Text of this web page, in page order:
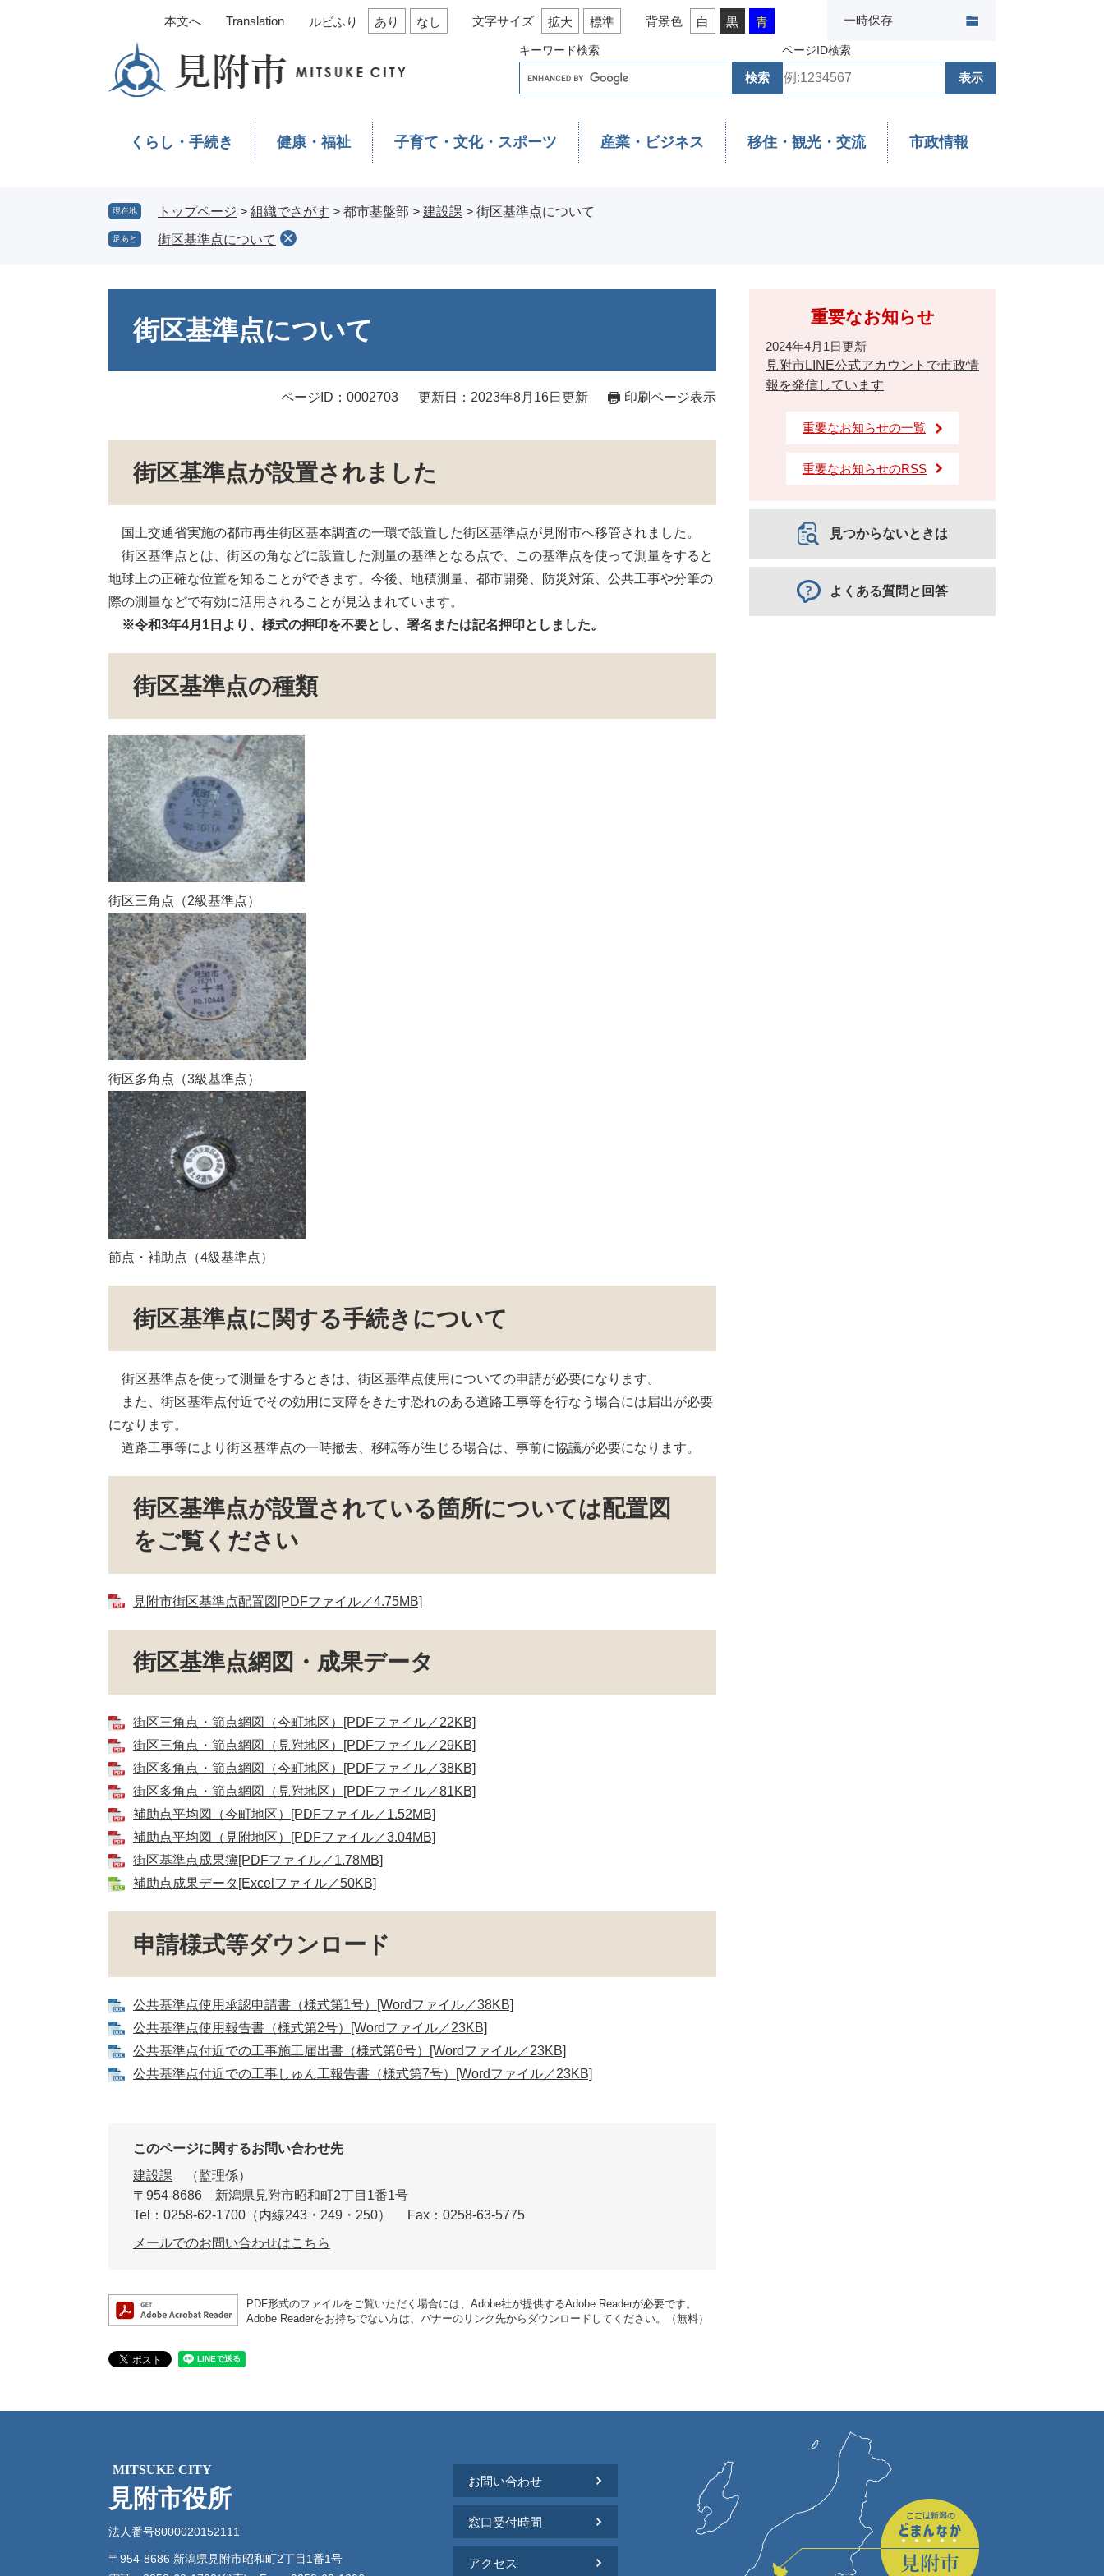
キーワード検索 ページID検索
本文へ Translation ルビふり あり なし 文字サイズ 拡大 標準 背景色 白 黒 青 一時保存
くらし・手続き 健康・福祉 子育て・文化・スポーツ 産業・ビジネス 移住・観光・交流 市政情報
現在地 トップページ > 組織でさがす > 都市基盤部 > 建設課 > 街区基準点について
足あと 街区基準点について
街区基準点について
ページID：0002703 更新日：2023年8月16日更新 印刷ページ表示
街区基準点が設置されました
国土交通省実施の都市再生街区基本調査の一環で設置した街区基準点が見附市へ移管されました。
街区基準点とは、街区の角などに設置した測量の基準となる点で、この基準点を使って測量をすると
地球上の正確な位置を知ることができます。今後、地積測量、都市開発、防災対策、公共工事や分筆の
際の測量などで有効に活用されることが見込まれています。
※令和3年4月1日より、様式の押印を不要とし、署名または記名押印としました。
街区基準点の種類
街区三角点（2級基準点）
街区多角点（3級基準点）
節点・補助点（4級基準点）
街区基準点に関する手続きについて
街区基準点を使って測量をするときは、街区基準点使用についての申請が必要になります。
また、街区基準点付近でその効用に支障をきたす恐れのある道路工事等を行なう場合には届出が必要
になります。
道路工事等により街区基準点の一時撤去、移転等が生じる場合は、事前に協議が必要になります。
街区基準点が設置されている箇所については配置図
をご覧ください
見附市街区基準点配置図[PDFファイル／4.75MB]
街区基準点網図・成果データ
街区三角点・節点網図（今町地区）[PDFファイル／22KB]
街区三角点・節点網図（見附地区）[PDFファイル／29KB]
街区多角点・節点網図（今町地区）[PDFファイル／38KB]
街区多角点・節点網図（見附地区）[PDFファイル／81KB]
補助点平均図（今町地区）[PDFファイル／1.52MB]
補助点平均図（見附地区）[PDFファイル／3.04MB]
街区基準点成果簿[PDFファイル／1.78MB]
補助点成果データ[Excelファイル／50KB]
申請様式等ダウンロード
公共基準点使用承認申請書（様式第1号）[Wordファイル／38KB]
公共基準点使用報告書（様式第2号）[Wordファイル／23KB]
公共基準点付近での工事施工届出書（様式第6号）[Wordファイル／23KB]
公共基準点付近での工事しゅん工報告書（様式第7号）[Wordファイル／23KB]
このページに関するお問い合わせ先
建設課
監理係
〒954-8686
新潟県見附市昭和町2丁目1番1号
Tel：0258-62-1700（内線243・249・250）
Fax：0258-63-5775
メールでのお問い合わせはこちら
PDF形式のファイルをご覧いただく場合には、Adobe社が提供するAdobe Readerが必要です。
Adobe Readerをお持ちでない方は、バナーのリンク先からダウンロードしてください。（無料）
重要なお知らせ
2024年4月1日更新
見附市LINE公式アカウントで市政情
報を発信しています
重要なお知らせの一覧
重要なお知らせのRSS
見つからないときは
よくある質問と回答
MITSUKE CITY
見附市役所
法人番号8000020152111
〒954-8686 新潟県見附市昭和町2丁目1番1号
お問い合わせ
窓口受付時間
アクセス